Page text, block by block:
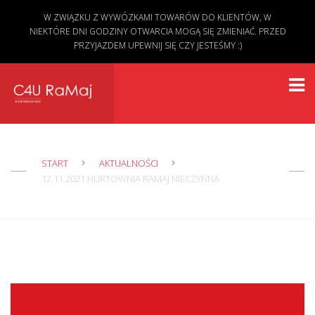
START
AKTUALNOŚCI
12.11.2021 HURTOWNIA RAMAJ NIECZYNNA
W ZWIĄZKU Z WYWÓZKAMI TOWARÓW DO KLIENTÓW, W
NIEKTÓRE DNI GODZINY OTWARCIA MOGĄ SIĘ ZMIENIAĆ. PRZED
PRZYJAZDEM UPEWNIJ SIĘ CZY JESTEŚMY :)